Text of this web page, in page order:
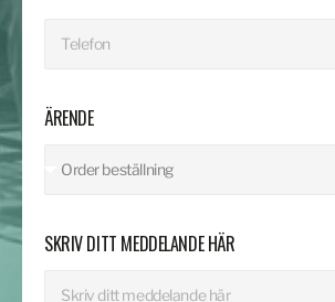
ÄRENDE
SKRIV DITT MEDDELANDE HÄR